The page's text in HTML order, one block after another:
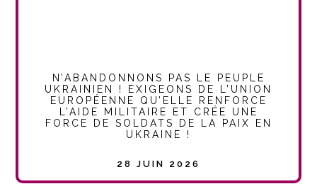
N’ABANDONNONS PAS LE PEUPLE
UKRAINIEN ! EXIGEONS DE L’UNION
EUROPÉENNE QU’ELLE RENFORCE
L’AIDE MILITAIRE ET CRÉE UNE
FORCE DE SOLDATS DE LA PAIX EN
UKRAINE !
28 JUIN 2026